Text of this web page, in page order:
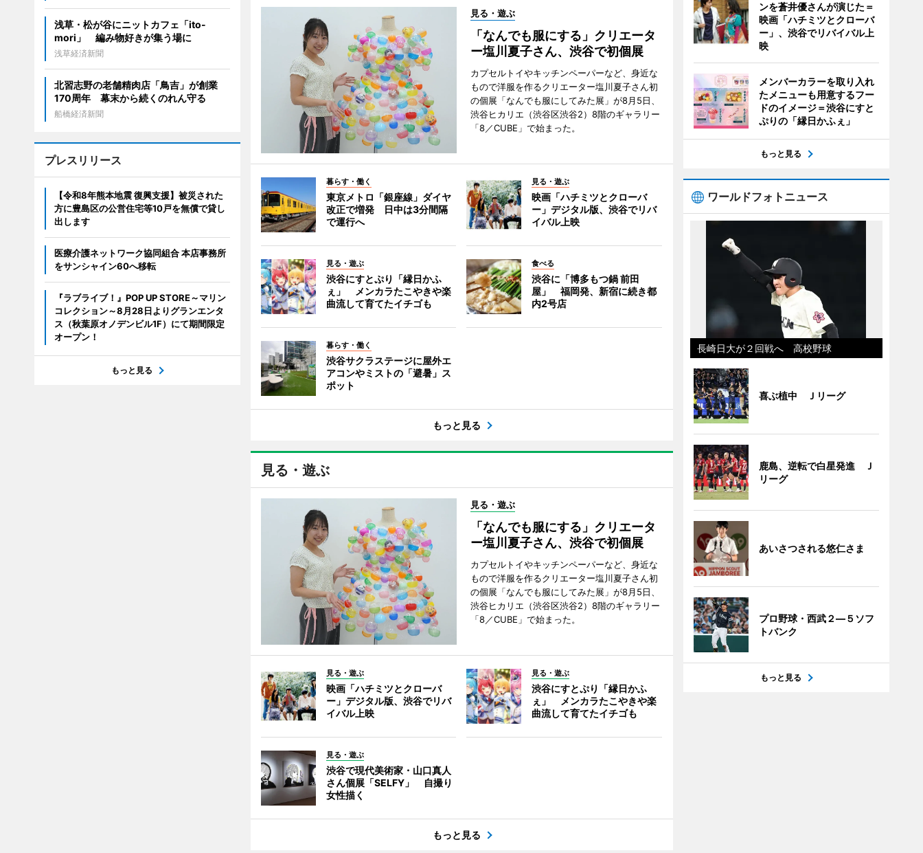
見る・遊ぶ
「なんでも服にする」クリエータ
ー塩川夏子さん、渋谷で初個展
カプセルトイやキッチンペーパーなど、身近な
もので洋服を作るクリエーター塩川夏子さん初
の個展「なんでも服にしてみた展」が8月5日、
渋谷ヒカリエ（渋谷区渋谷2）8階のギャラリー
「8／CUBE」で始まった。
暮らす・働く
東京メトロ「銀座線」ダイヤ
改正で増発 日中は3分間隔
で運行へ
見る・遊ぶ
映画「ハチミツとクローバ
ー」デジタル版、渋谷でリバ
イバル上映
見る・遊ぶ
渋谷にすとぷり「縁日かふ
ぇ」 メンカラたこやきや楽
曲流して育てたイチゴも
食べる
渋谷に「博多もつ鍋 前田
屋」 福岡発、新宿に続き都
内2号店
暮らす・働く
渋谷サクラステージに屋外エ
アコンやミストの「避暑」ス
ポット
もっと見る
見る・遊ぶ
見る・遊ぶ
「なんでも服にする」クリエータ
ー塩川夏子さん、渋谷で初個展
カプセルトイやキッチンペーパーなど、身近な
もので洋服を作るクリエーター塩川夏子さん初
の個展「なんでも服にしてみた展」が8月5日、
渋谷ヒカリエ（渋谷区渋谷2）8階のギャラリー
「8／CUBE」で始まった。
見る・遊ぶ
映画「ハチミツとクローバ
ー」デジタル版、渋谷でリバ
イバル上映
見る・遊ぶ
渋谷にすとぷり「縁日かふ
ぇ」 メンカラたこやきや楽
曲流して育てたイチゴも
見る・遊ぶ
渋谷で現代美術家・山口真人
さん個展「SELFY」 自撮り
女性描く
もっと見る
浅草・松が谷にニットカフェ「ito-
mori」 編み物好きが集う場に
浅草経済新聞
北習志野の老舗精肉店「鳥吉」が創業
170周年 幕末から続くのれん守る
船橋経済新聞
プレスリリース
【令和8年熊本地震 復興支援】被災された
方に豊島区の公営住宅等10戸を無償で貸し
出します
医療介護ネットワーク協同組合 本店事務所
をサンシャイン60へ移転
『ラブライブ！』POP UP STORE～マリン
コレクション～8月28日よりグランエンタ
ス（秋葉原オノデンビル1F）にて期間限定
オープン！
もっと見る
ンを蒼井優さんが演じた＝
映画「ハチミツとクローバ
ー」、渋谷でリバイバル上
映
メンバーカラーを取り入れ
たメニューも用意するフー
ドのイメージ＝渋谷にすと
ぷりの「縁日かふぇ」
もっと見る
ワールドフォトニュース
長崎日大が２回戦へ 高校野球
喜ぶ植中 Ｊリーグ
鹿島、逆転で白星発進 Ｊ
リーグ
あいさつされる悠仁さま
プロ野球・西武２―５ソフ
トバンク
もっと見る